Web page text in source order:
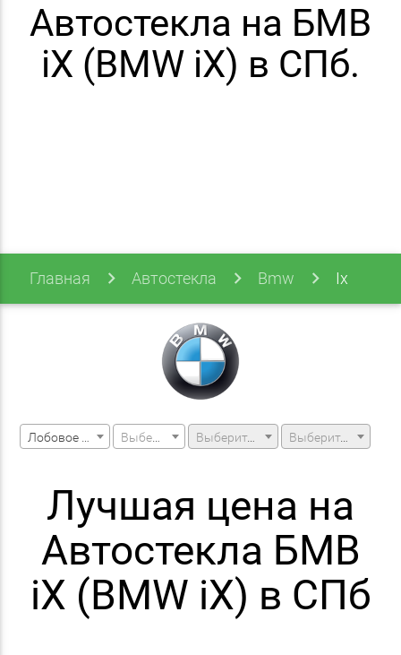
Автостекла на БМВ
iX (BMW iX) в СПб.
Главная Автостекла Bmw Ix
Выберите модель машины Выберите модификацию
Лучшая цена на
Автостекла БМВ
iX (BMW iX) в СПб